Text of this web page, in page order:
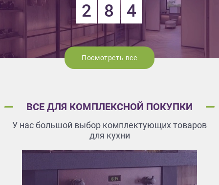
2 8 4
Посмотреть все
ВСЕ ДЛЯ КОМПЛЕКСНОЙ ПОКУПКИ
У нас большой выбор комплектующих товаров
для кухни